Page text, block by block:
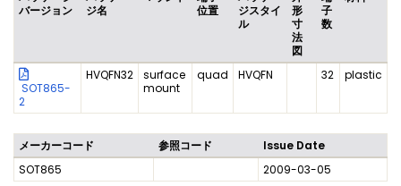
バージョン
ジ名
位置
ジスタイ
ル
形
寸
法
図
子
数
SOT865-
2
HVQFN32
surface
mount
quad HVQFN 32 plastic
メーカーコード 参照コード
Issue Date
SOT865
2009-03-05